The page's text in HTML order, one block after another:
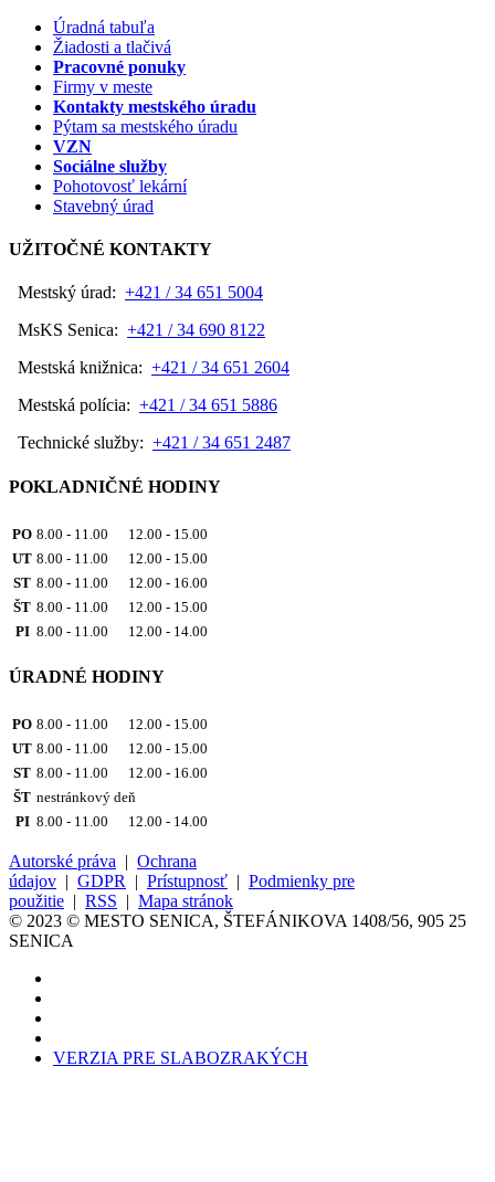
Úradná tabuľa
Žiadosti a tlačivá
Pracovné ponuky
Firmy v meste
Kontakty mestského úradu
Pýtam sa mestského úradu
VZN
Sociálne služby
Pohotovosť lekární
Stavebný úrad
UŽITOČNÉ KONTAKTY
Mestský úrad: +421 / 34 651 5004
MsKS Senica: +421 / 34 690 8122
Mestská knižnica: +421 / 34 651 2604
Mestská polícia: +421 / 34 651 5886
Technické služby: +421 / 34 651 2487
POKLADNIČNÉ HODINY
PO 8.00 - 11.00 12.00 - 15.00
UT 8.00 - 11.00 12.00 - 15.00
ST 8.00 - 11.00 12.00 - 16.00
ŠT 8.00 - 11.00 12.00 - 15.00
PI 8.00 - 11.00 12.00 - 14.00
ÚRADNÉ HODINY
PO 8.00 - 11.00 12.00 - 15.00
UT 8.00 - 11.00 12.00 - 15.00
ST 8.00 - 11.00 12.00 - 16.00
ŠT nestránkový deň
PI 8.00 - 11.00 12.00 - 14.00
Autorské práva | Ochrana
údajov | GDPR | Prístupnosť | Podmienky pre
použitie | RSS | Mapa stránok
© 2023 © MESTO SENICA, ŠTEFÁNIKOVA 1408/56, 905 25
SENICA
VERZIA PRE SLABOZRAKÝCH